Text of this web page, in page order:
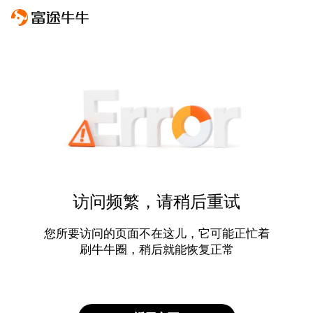
访问频繁，请稍后重试
您所要访问的页面不在这儿，它可能正忙着
刷牛牛圈，稍后就能恢复正常